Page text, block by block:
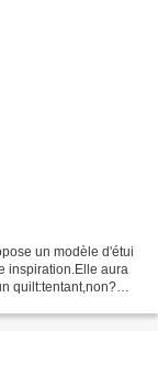
un modèle d'étui
inspiration.Elle aura
quilt:tentant,non?